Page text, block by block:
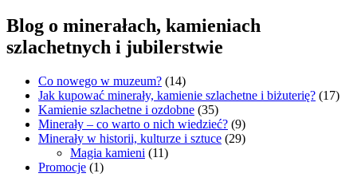
Blog o minerałach, kamieniach
szlachetnych i jubilerstwie
Co nowego w muzeum? (14)
Jak kupować minerały, kamienie szlachetne i biżuterię? (17)
Kamienie szlachetne i ozdobne (35)
Minerały – co warto o nich wiedzieć? (9)
Minerały w historii, kulturze i sztuce (29)
Magia kamieni (11)
Promocje (1)